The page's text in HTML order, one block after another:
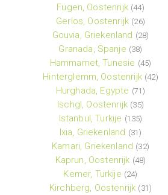
Fügen, Oostenrijk (44)
Gerlos, Oostenrijk (26)
Gouvia, Griekenland (28)
Granada, Spanje (38)
Hammamet, Tunesie (45)
Hinterglemm, Oostenrijk (42)
Hurghada, Egypte (71)
Ischgl, Oostenrijk (35)
Istanbul, Turkije (135)
Ixia, Griekenland (31)
Kamari, Griekenland (32)
Kaprun, Oostenrijk (48)
Kemer, Turkije (24)
Kirchberg, Oostenrijk (31)